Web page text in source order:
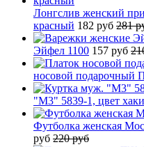
Лонгслив женский
красный 182 руб 281
Эйфел 1100 157 руб
носовой подарочный
"М3" 5839-1, цвет
Футболка женская
руб 220 руб